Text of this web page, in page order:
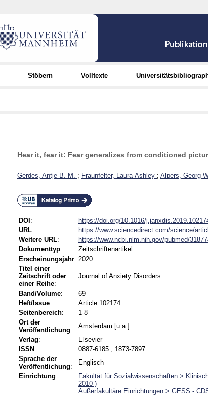
Stöbern Volltexte
Hear it, fear it: Fear generalizes from conditioned
Gerdes, Antje B. M. ; Fraunfelter, Laura-Ashley ; Alpers, Georg
DOI :
https://doi.org/10.1016/
URL:
https://www.sciencedirect.com/science/
Weitere URL:
https://www.ncbi.nlm.nih.gov/pubmed/
Dokumenttyp:
Zeitschriftenartikel
Erscheinungsjahr: 2020
Titel einer
Zeitschrift oder
einer Reihe:
Journal of Anxiety Disorders
Band/Volume:
69
Heft/Issue:
Article 102174
Seitenbereich:
1-8
Ort der
Veröffentlichung:
Amsterdam [u.a.]
Verlag:
Elsevier
ISSN :
0887-6185 , 1873-7897
Sprache der
Veröffentlichung:
Englisch
Einrichtung:
Fakultät für Sozialwissenschaften >
2010-)
Außerfakultäre Einrichtungen > GESS -